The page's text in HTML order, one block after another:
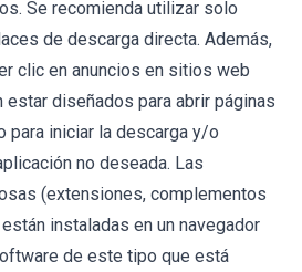
Se recomienda utilizar solo
de descarga directa. Además,
clic en anuncios en sitios web
diseñados para abrir páginas
para iniciar la descarga y/o
no deseada. Las
(extensiones, complementos
instaladas en un navegador
de este tipo que está